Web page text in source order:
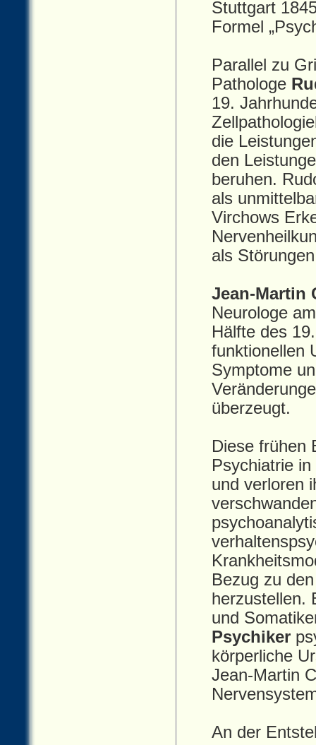
Stuttgart
Formel
Parallel zu
Pathologe
19.
die
den
beruhen.
als
Virchows
als
Jean‑Martin
Neurologe
Hälfte des
funktionellen
Symptome
überzeugt.
Diese frühen
Psychiatrie
und verloren
Bezug zu
herzustellen.
und
Psychiker
körperliche
Jean‑Martin
An der